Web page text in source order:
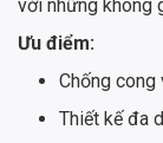
với những không
Ưu điểm:
Chống
Thiết kế đa